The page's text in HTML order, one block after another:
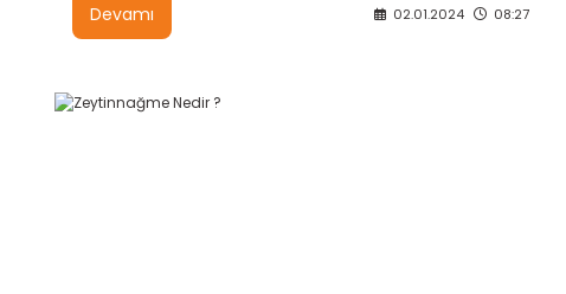
Devamı 02.01.2024 08:27